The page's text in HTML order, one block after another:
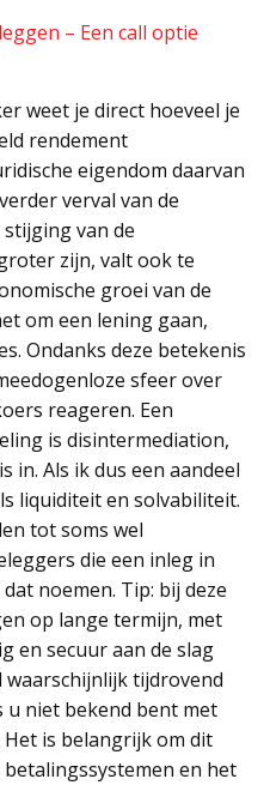
– Een call optie
weet je direct hoeveel je
rendement
eigendom daarvan
verval van de
van de
zijn, valt ook te
groei van de
om een lening gaan,
Ondanks deze betekenis
sfeer over
reageren. Een
is disintermediation,
in. Als ik dus een aandeel
liquiditeit en solvabiliteit.
tot soms wel
die een inleg in
noemen. Tip: bij deze
op lange termijn, met
en secuur aan de slag
waarschijnlijk tijdrovend
niet bekend bent met
is belangrijk om dit
en het